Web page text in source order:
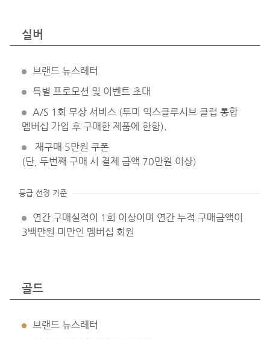
실버
브랜드 뉴스레터
특별 프로모션 및 이벤트 초대
A/S 1회 무상 서비스 (투미 익스클루시브 클럽 통합
멤버십 가입 후 구매한 제품에 한함).
재구매 5만원 쿠폰
(단, 두번째 구매 시 결제 금액 70만원 이상)
등급 선정 기준
연간 구매실적이 1회 이상이며 연간 누적 구매금액이
3백만원 미만인 멤버십 회원
골드
브랜드 뉴스레터